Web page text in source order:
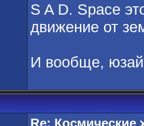
S A D. Space
движение от
И вообще,
Re: